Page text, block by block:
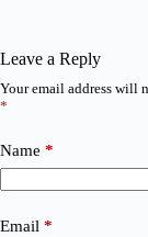
Leave a Reply
Your email address will
*
Name *
Email *